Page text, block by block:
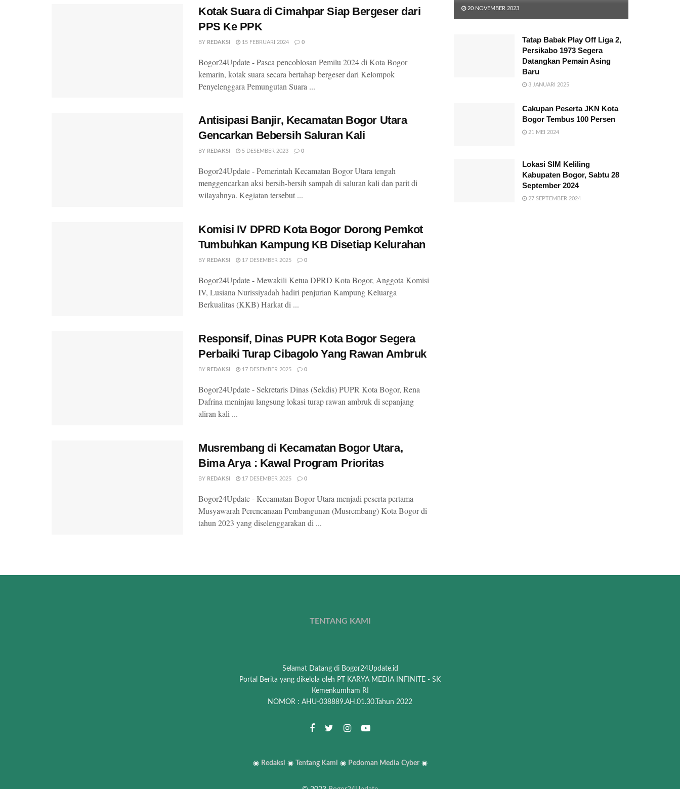
Kotak Suara di Cimahpar Siap Bergeser dari
PPS Ke PPK
BY REDAKSI 15 FEBRUARI 2024 0
Bogor24Update - Pasca pencoblosan Pemilu 2024 di Kota Bogor
kemarin, kotak suara secara bertahap bergeser dari Kelompok
Penyelenggara Pemungutan Suara ...
Antisipasi Banjir, Kecamatan Bogor Utara
Gencarkan Bebersih Saluran Kali
BY REDAKSI 5 DESEMBER 2023 0
Bogor24Update - Pemerintah Kecamatan Bogor Utara tengah
menggencarkan aksi bersih-bersih sampah di saluran kali dan parit di
wilayahnya. Kegiatan tersebut ...
Komisi IV DPRD Kota Bogor Dorong Pemkot
Tumbuhkan Kampung KB Disetiap Kelurahan
BY REDAKSI 17 DESEMBER 2025 0
Bogor24Update - Mewakili Ketua DPRD Kota Bogor, Anggota Komisi
IV, Lusiana Nurissiyadah hadiri penjurian Kampung Keluarga
Berkualitas (KKB) Harkat di ...
Responsif, Dinas PUPR Kota Bogor Segera
Perbaiki Turap Cibagolo Yang Rawan Ambruk
BY REDAKSI 17 DESEMBER 2025 0
Bogor24Update - Sekretaris Dinas (Sekdis) PUPR Kota Bogor, Rena
Dafrina meninjau langsung lokasi turap rawan ambruk di sepanjang
aliran kali ...
Musrembang di Kecamatan Bogor Utara,
Bima Arya : Kawal Program Prioritas
BY REDAKSI 17 DESEMBER 2025 0
Bogor24Update - Kecamatan Bogor Utara menjadi peserta pertama
Musyawarah Perencanaan Pembangunan (Musrembang) Kota Bogor di
tahun 2023 yang diselenggarakan di ...
20 NOVEMBER 2023
Tatap Babak Play Off Liga 2,
Persikabo 1973 Segera
Datangkan Pemain Asing
Baru
3 JANUARI 2025
Cakupan Peserta JKN Kota
Bogor Tembus 100 Persen
21 MEI 2024
Lokasi SIM Keliling
Kabupaten Bogor, Sabtu 28
September 2024
27 SEPTEMBER 2024
TENTANG KAMI
Selamat Datang di Bogor24Update.id
Portal Berita yang dikelola oleh PT KARYA MEDIA INFINITE - SK
Kemenkumham RI
NOMOR : AHU-038889.AH.01.30.Tahun 2022
◉ Redaksi ◉ Tentang Kami ◉ Pedoman Media Cyber ◉